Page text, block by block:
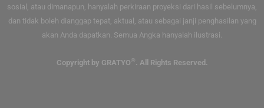
sosial, atau dimanapun, hanyalah perkiraan proyeksi dari hasil sebelumnya,
dan tidak boleh dianggap tepat, aktual, atau sebagai janji penghasilan yang
akan Anda dapatkan. Semua Angka hanyalah ilustrasi.
Copyright by GRATYO ® . All Rights Reserved.